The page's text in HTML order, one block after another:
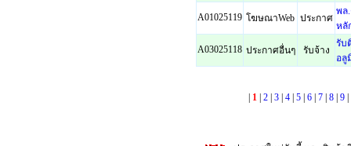
A01025119 โฆษณาWeb ประกาศ
พล
หลั
A03025118 ประกาศอื่นๆ รับจ้าง
รับ
อลู
| 1 | 2 | 3 | 4 | 5 | 6 | 7 | 8 | 9 |